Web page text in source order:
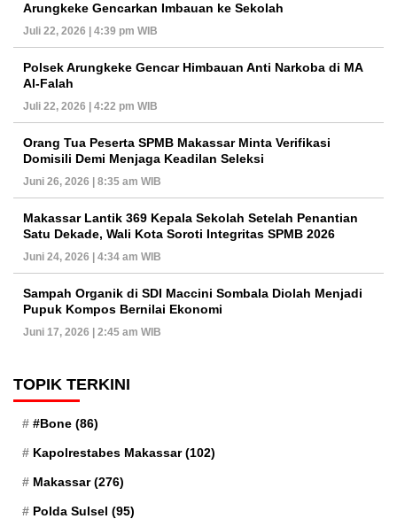
Arungkeke Gencarkan Imbauan ke Sekolah
Juli 22, 2026 | 4:39 pm WIB
Polsek Arungkeke Gencar Himbauan Anti Narkoba di MA
Al-Falah
Juli 22, 2026 | 4:22 pm WIB
Orang Tua Peserta SPMB Makassar Minta Verifikasi
Domisili Demi Menjaga Keadilan Seleksi
Juni 26, 2026 | 8:35 am WIB
Makassar Lantik 369 Kepala Sekolah Setelah Penantian
Satu Dekade, Wali Kota Soroti Integritas SPMB 2026
Juni 24, 2026 | 4:34 am WIB
Sampah Organik di SDI Maccini Sombala Diolah Menjadi
Pupuk Kompos Bernilai Ekonomi
Juni 17, 2026 | 2:45 am WIB
TOPIK TERKINI
#Bone (86)
Kapolrestabes Makassar(102)
Makassar(276)
Polda Sulsel (95)